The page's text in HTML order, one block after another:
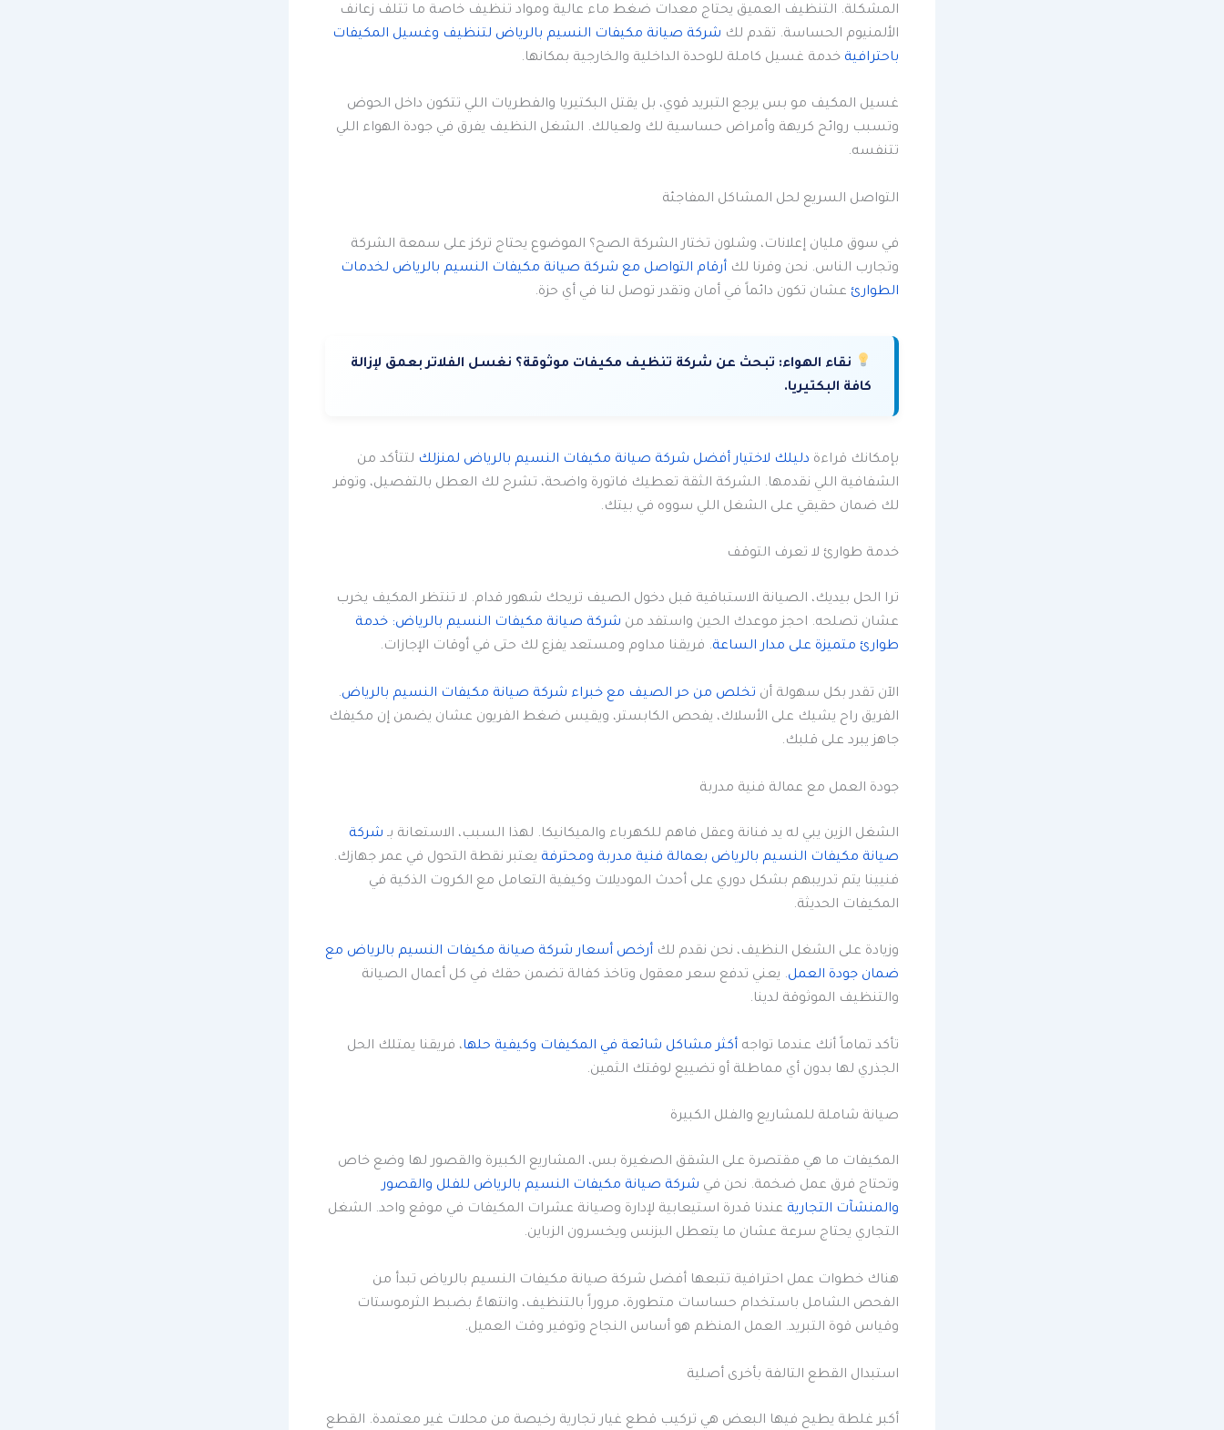
المشكلة. التنظيف العميق يحتاج معدات ضغط ماء عالية ومواد تنظيف خاصة ما تتلف زعانف
الألمنيوم الحساسة. تقدم لك شركة صيانة مكيفات النسيم بالرياض لتنظيف وغسيل المكيفات
باحترافية خدمة غسيل كاملة للوحدة الداخلية والخارجية بمكانها.
غسيل المكيف مو بس يرجع التبريد قوي، بل يقتل البكتيريا والفطريات اللي تتكون داخل الحوض
وتسبب روائح كريهة وأمراض حساسية لك ولعيالك. الشغل النظيف يفرق في جودة الهواء اللي
تتنفسه.
التواصل السريع لحل المشاكل المفاجئة
في سوق مليان إعلانات، وشلون تختار الشركة الصح؟ الموضوع يحتاج تركز على سمعة الشركة
وتجارب الناس. نحن وفرنا لك أرقام التواصل مع شركة صيانة مكيفات النسيم بالرياض لخدمات
الطوارئ عشان تكون دائماً في أمان وتقدر توصل لنا في أي حزة.
نقاء الهواء: تبحث عن شركة تنظيف مكيفات موثوقة؟ نغسل الفلاتر بعمق لإزالة
كافة البكتيريا.
بإمكانك قراءة دليلك لاختيار أفضل شركة صيانة مكيفات النسيم بالرياض لمنزلك لتتأكد من
الشفافية اللي نقدمها. الشركة الثقة تعطيك فاتورة واضحة، تشرح لك العطل بالتفصيل، وتوفر
لك ضمان حقيقي على الشغل اللي سووه في بيتك.
خدمة طوارئ لا تعرف التوقف
ترا الحل بيديك، الصيانة الاستباقية قبل دخول الصيف تريحك شهور قدام. لا تنتظر المكيف يخرب
عشان تصلحه. احجز موعدك الحين واستفد من شركة صيانة مكيفات النسيم بالرياض: خدمة
طوارئ متميزة على مدار الساعة. فريقنا مداوم ومستعد يفزع لك حتى في أوقات الإجازات.
الآن تقدر بكل سهولة أن تخلص من حر الصيف مع خبراء شركة صيانة مكيفات النسيم بالرياض.
الفريق راح يشيك على الأسلاك، يفحص الكابستر، ويقيس ضغط الفريون عشان يضمن إن مكيفك
جاهز يبرد على قلبك.
جودة العمل مع عمالة فنية مدربة
الشغل الزين يبي له يد فنانة وعقل فاهم للكهرباء والميكانيكا. لهذا السبب، الاستعانة بـ شركة
صيانة مكيفات النسيم بالرياض بعمالة فنية مدربة ومحترفة يعتبر نقطة التحول في عمر جهازك.
فنيينا يتم تدريبهم بشكل دوري على أحدث الموديلات وكيفية التعامل مع الكروت الذكية في
المكيفات الحديثة.
وزيادة على الشغل النظيف، نحن نقدم لك أرخص أسعار شركة صيانة مكيفات النسيم بالرياض مع
ضمان جودة العمل. يعني تدفع سعر معقول وتاخذ كفالة تضمن حقك في كل أعمال الصيانة
والتنظيف الموثوقة لدينا.
تأكد تماماً أنك عندما تواجه أكثر مشاكل شائعة في المكيفات وكيفية حلها، فريقنا يمتلك الحل
الجذري لها بدون أي مماطلة أو تضييع لوقتك الثمين.
صيانة شاملة للمشاريع والفلل الكبيرة
المكيفات ما هي مقتصرة على الشقق الصغيرة بس، المشاريع الكبيرة والقصور لها وضع خاص
وتحتاج فرق عمل ضخمة. نحن في شركة صيانة مكيفات النسيم بالرياض للفلل والقصور
والمنشآت التجارية عندنا قدرة استيعابية لإدارة وصيانة عشرات المكيفات في موقع واحد. الشغل
التجاري يحتاج سرعة عشان ما يتعطل البزنس ويخسرون الزباين.
هناك خطوات عمل احترافية تتبعها أفضل شركة صيانة مكيفات النسيم بالرياض تبدأ من
الفحص الشامل باستخدام حساسات متطورة، مروراً بالتنظيف، وانتهاءً بضبط الثرموستات
وقياس قوة التبريد. العمل المنظم هو أساس النجاح وتوفير وقت العميل.
استبدال القطع التالفة بأخرى أصلية
أكبر غلطة يطيح فيها البعض هي تركيب قطع غيار تجارية رخيصة من محلات غير معتمدة. القطع